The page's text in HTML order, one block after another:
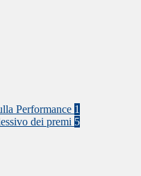
Performance 1
dei premi 5